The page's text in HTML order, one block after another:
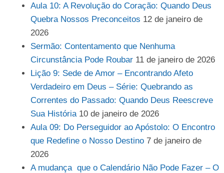
Aula 10: A Revolução do Coração: Quando Deus
Quebra Nossos Preconceitos 12 de janeiro de
2026
Sermão: Contentamento que Nenhuma
Circunstância Pode Roubar 11 de janeiro de 2026
Lição 9: Sede de Amor – Encontrando Afeto
Verdadeiro em Deus – Série: Quebrando as
Correntes do Passado: Quando Deus Reescreve
Sua História 10 de janeiro de 2026
Aula 09: Do Perseguidor ao Apóstolo: O Encontro
que Redefine o Nosso Destino 7 de janeiro de
2026
A mudança que o Calendário Não Pode Fazer – O